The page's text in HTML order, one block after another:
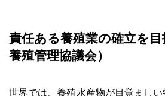
責任ある養殖業の確立を
養殖管理協議会）
世界では、養殖水産物が目覚ましい